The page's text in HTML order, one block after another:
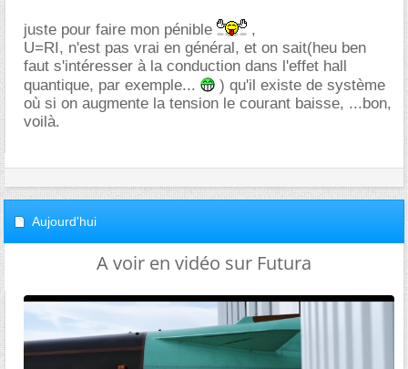
juste pour faire mon pénible
,
U=RI, n'est pas vrai en général, et on sait(heu ben
faut s'intéresser à la conduction dans l'effet hall
quantique, par exemple...
) qu'il existe de système
où si on augmente la tension le courant baisse, ...bon,
voilà.
Aujourd'hui
A voir en vidéo sur Futura